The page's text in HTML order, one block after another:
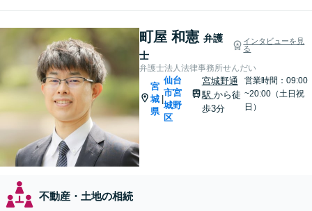
町屋 和憲 弁護
士
インタビューを見
る
弁護士法人法律事務所せんだい
宮
城
県
仙台
市宮
城野
区
宮城野通
駅 から徒
歩3分
営業時間：09:00
~20:00（土日祝
日）
不動産・土地の相続